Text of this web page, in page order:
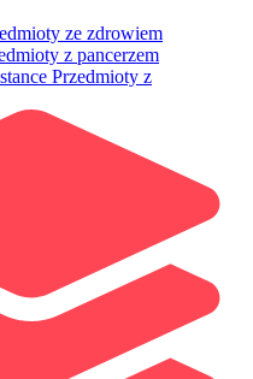
ze zdrowiem
z pancerzem
Przedmioty z